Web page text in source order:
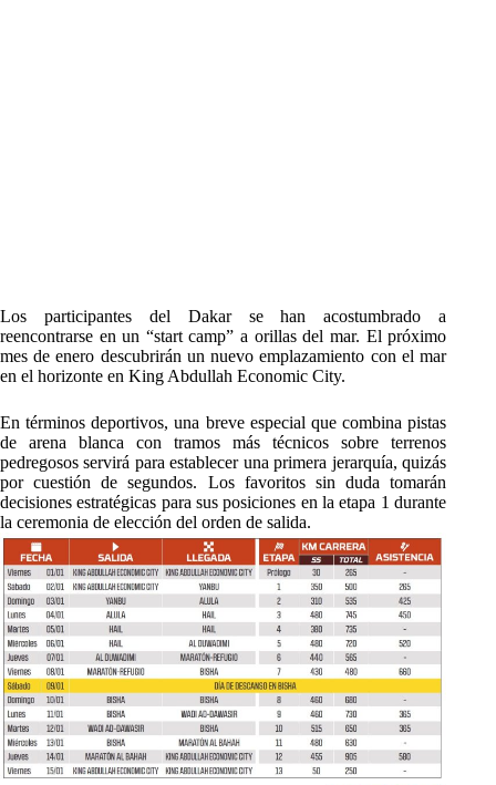
Los participantes del Dakar se han acostumbrado a
reencontrarse en un “start camp” a orillas del mar. El próximo
mes de enero descubrirán un nuevo emplazamiento con el mar
en el horizonte en King Abdullah Economic City.
En términos deportivos, una breve especial que combina pistas
de arena blanca con tramos más técnicos sobre terrenos
pedregosos servirá para establecer una primera jerarquía, quizás
por cuestión de segundos. Los favoritos sin duda tomarán
decisiones estratégicas para sus posiciones en la etapa 1 durante
la ceremonia de elección del orden de salida.